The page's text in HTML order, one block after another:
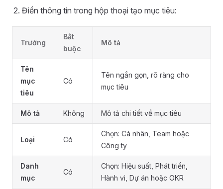
Điền thông tin trong hộp thoại tạo mục tiêu:
Trường
Bắt
buộc
Mô tả
Tên
mục
tiêu
Có
Tên ngắn gọn, rõ ràng cho
mục tiêu
Mô tả Không Mô tả chi tiết về mục tiêu
Loại Có
Chọn: Cá nhân, Team hoặc
Công ty
Danh
mục
Có
Chọn: Hiệu suất, Phát triển,
Hành vi, Dự án hoặc OKR